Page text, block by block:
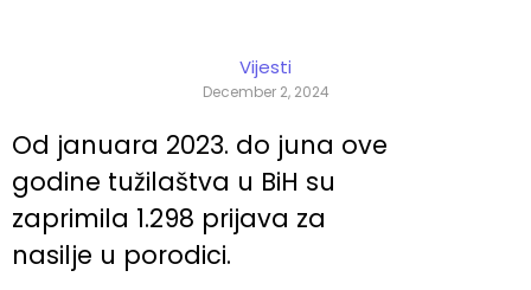
Vijesti
December 2, 2024
Od januara 2023. do juna ove
godine tužilaštva u BiH su
zaprimila 1.298 prijava za
nasilje u porodici.